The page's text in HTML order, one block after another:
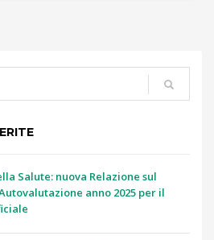
Salute: nuova Relazione sul
anno 2025 per il